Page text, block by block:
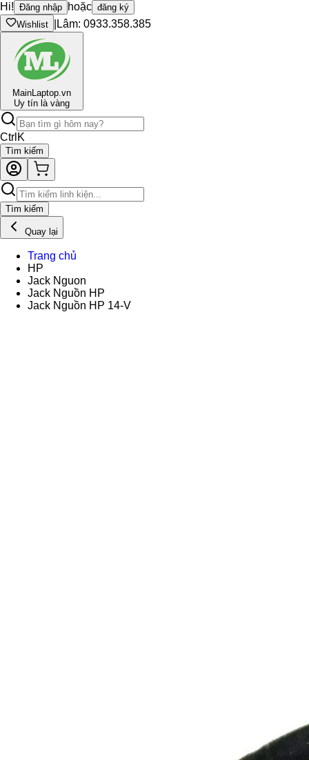
Hi! Đăng nhập hoặc đăng ký
Wishlist
Lâm: 0933.358.385
MainLaptop.vn
Uy tín là vàng
Ctrl K
Tìm kiếm
Tìm kiếm
Quay lại
Trang chủ
HP
Jack Nguon
Jack Nguồn HP
Jack Nguồn HP 14-V